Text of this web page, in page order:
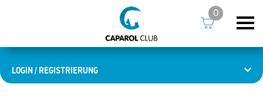
LOGIN / REGISTRIERUNG
0